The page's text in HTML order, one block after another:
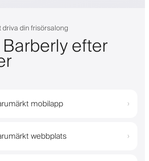
din frisörsalong
efter
mobilapp ›
webbplats ›